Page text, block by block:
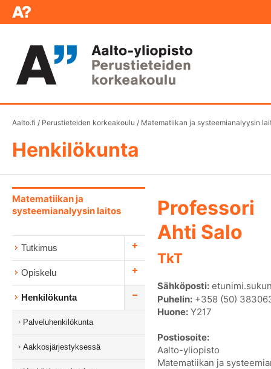
Aalto.fi / Perustieteiden korkeakoulu / Matematiikan ja systeemianalyysin
Henkilökunta
Matematiikan ja
systeemianalyysin laitos
Tutkimus
Opiskelu
Henkilökunta
Palveluhenkilökunta
Aakkosjärjestyksessä
Professori
Ahti Salo
TkT
Sähköposti:
Puhelin: +358 (50)
Huone: Y217
Postiosoite:
Aalto-yliopisto
Matematiikan ja